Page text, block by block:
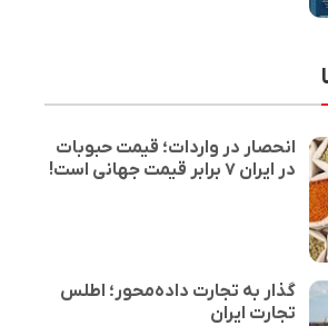
انحصار در واردات؛ قیمت حبوبات
در ایران ۷ برابر قیمت جهانی است!
گذار به تجارت داده‌محور؛ اطلس
تجارت ایران